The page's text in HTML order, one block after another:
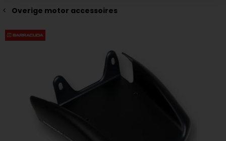
Overige motor accessoires